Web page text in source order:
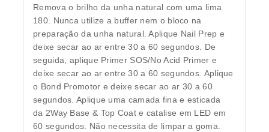
Remova o brilho da unha natural com uma lima
180. Nunca utilize a buffer nem o bloco na
preparação da unha natural. Aplique Nail Prep e
deixe secar ao ar entre 30 a 60 segundos. De
seguida, aplique Primer SOS/No Acid Primer e
deixe secar ao ar entre 30 a 60 segundos. Aplique
o Bond Promotor e deixe secar ao ar 30 a 60
segundos. Aplique uma camada fina e esticada
da 2Way Base & Top Coat e catalise em LED em
60 segundos. Não necessita de limpar a goma.